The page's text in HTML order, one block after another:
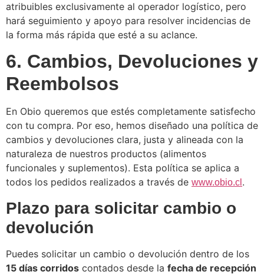
atribuibles exclusivamente al operador logístico, pero
hará seguimiento y apoyo para resolver incidencias de
la forma más rápida que esté a su aclance.
6. Cambios, Devoluciones y
Reembolsos
En Obio queremos que estés completamente satisfecho
con tu compra. Por eso, hemos diseñado una política de
cambios y devoluciones clara, justa y alineada con la
naturaleza de nuestros productos (alimentos
funcionales y suplementos). Esta política se aplica a
todos los pedidos realizados a través de www.obio.cl .
Plazo para solicitar cambio o
devolución
Puedes solicitar un cambio o devolución dentro de los
15 días corridos contados desde la fecha de recepción